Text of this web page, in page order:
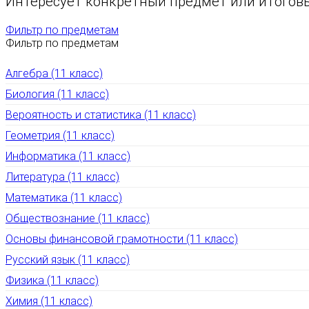
Фильтр по предметам
Фильтр по предметам
Алгебра (11 класс)
Биология (11 класс)
Вероятность и статистика (11 класс)
Геометрия (11 класс)
Информатика (11 класс)
Литература (11 класс)
Математика (11 класс)
Обществознание (11 класс)
Основы финансовой грамотности (11 класс)
Русский язык (11 класс)
Физика (11 класс)
Химия (11 класс)